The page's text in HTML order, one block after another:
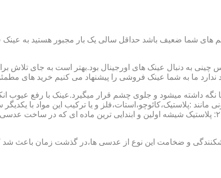
های شما ضعیف باشد حداقل سالی یک بار مجبور هستید به
به دنبال عینک های اورجینال بود.بهتر است به جای تلاش
ندارد ما به شما عینک فروشی را پیشنهاد می کنیم خرید های
میشود و جلوی چشم قرار میگیرد.عینک با رفع عیوب
مانند :پلاستیک،کائوچو،استات،فلز و یا ترکیب این مواد با
عدسی یا لنز :جنس عدسی عینکها از دو دسته ی کلی ساخته شده :۱ : شیشه۲: پلاستیک شیشه اولین و
و ضخامت این نوع از عدسی ها،در گذشت زمان باعث شد